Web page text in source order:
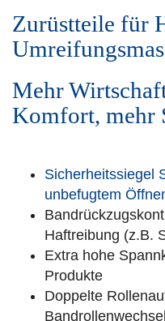
Zurüstteile für
Mehr
Komfort, mehr
Sicherheitssiegel
unbefugtem
Haftreibung (z.B.
Extra hohe
Produkte
Doppelte
Bandrollenwechsel